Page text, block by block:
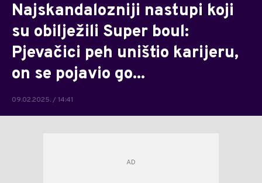
Najskandalozniji nastupi koji
su obilježili Super boul:
Pjevačici peh uništio karijeru,
on se pojavio go...
09.02.2025. / 14:41